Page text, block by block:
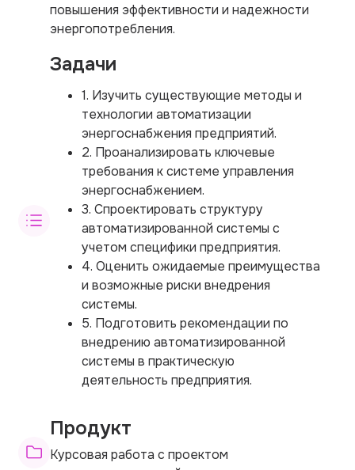
повышения эффективности и надежности
энергопотребления.
Задачи
1. Изучить существующие методы и
технологии автоматизации
энергоснабжения предприятий.
2. Проанализировать ключевые
требования к системе управления
энергоснабжением.
3. Спроектировать структуру
автоматизированной системы с
учетом специфики предприятия.
4. Оценить ожидаемые преимущества
и возможные риски внедрения
системы.
5. Подготовить рекомендации по
внедрению автоматизированной
системы в практическую
деятельность предприятия.
Продукт
Курсовая работа с проектом